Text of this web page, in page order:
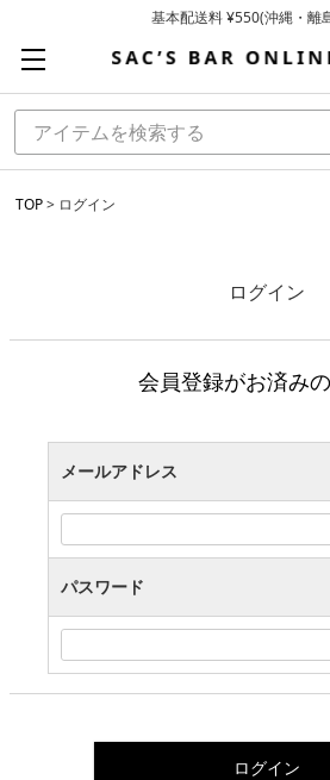
基本配送料 ¥550(沖縄・離
お買い上げ合計¥3,980以上
TOP ログイン
ログイン
会員登録がお済み
メールアドレス
パスワード
ログイン